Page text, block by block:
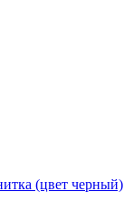
(цвет черный)